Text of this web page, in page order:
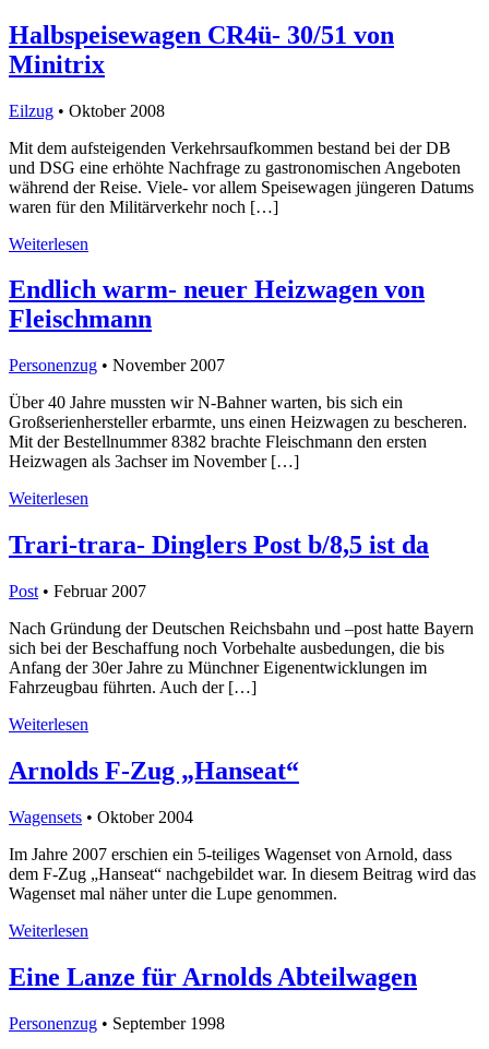
Halbspeisewagen CR4ü- 30/51 von
Minitrix
Eilzug • Oktober 2008
Mit dem aufsteigenden Verkehrsaufkommen bestand bei der DB
und DSG eine erhöhte Nachfrage zu gastronomischen Angeboten
während der Reise. Viele- vor allem Speisewagen jüngeren Datums
waren für den Militärverkehr noch […]
Weiterlesen
Endlich warm- neuer Heizwagen von
Fleischmann
Personenzug • November 2007
Über 40 Jahre mussten wir N-Bahner warten, bis sich ein
Großserienhersteller erbarmte, uns einen Heizwagen zu bescheren.
Mit der Bestellnummer 8382 brachte Fleischmann den ersten
Heizwagen als 3achser im November […]
Weiterlesen
Trari-trara- Dinglers Post b/8,5 ist da
Post • Februar 2007
Nach Gründung der Deutschen Reichsbahn und –post hatte Bayern
sich bei der Beschaffung noch Vorbehalte ausbedungen, die bis
Anfang der 30er Jahre zu Münchner Eigenentwicklungen im
Fahrzeugbau führten. Auch der […]
Weiterlesen
Arnolds F-Zug „Hanseat“
Wagensets • Oktober 2004
Im Jahre 2007 erschien ein 5-teiliges Wagenset von Arnold, dass
dem F-Zug „Hanseat“ nachgebildet war. In diesem Beitrag wird das
Wagenset mal näher unter die Lupe genommen.
Weiterlesen
Eine Lanze für Arnolds Abteilwagen
Personenzug • September 1998